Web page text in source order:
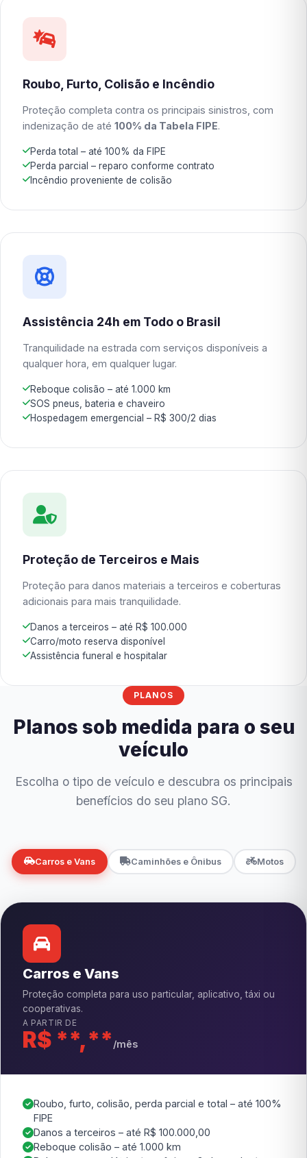
Roubo, Furto, Colisão e Incêndio
Proteção completa contra os principais sinistros, com
indenização de até 100% da Tabela FIPE.
Perda total – até 100% da FIPE
Perda parcial – reparo conforme contrato
Incêndio proveniente de colisão
Assistência 24h em Todo o Brasil
Tranquilidade na estrada com serviços disponíveis a
qualquer hora, em qualquer lugar.
Reboque colisão – até 1.000 km
SOS pneus, bateria e chaveiro
Hospedagem emergencial – R$ 300/2 dias
Proteção de Terceiros e Mais
Proteção para danos materiais a terceiros e coberturas
adicionais para mais tranquilidade.
Danos a terceiros – até R$ 100.000
Carro/moto reserva disponível
Assistência funeral e hospitalar
PLANOS
Planos sob medida para o seu
veículo
Escolha o tipo de veículo e descubra os principais
benefícios do seu plano SG.
Carros e Vans Caminhões e Ônibus Motos
Carros e Vans
Proteção completa para uso particular, aplicativo, táxi ou
cooperativas.
A PARTIR DE
R$ **,** /mês
Roubo, furto, colisão, perda parcial e total – até 100%
FIPE
Danos a terceiros – até R$ 100.000,00
Reboque colisão – até 1.000 km